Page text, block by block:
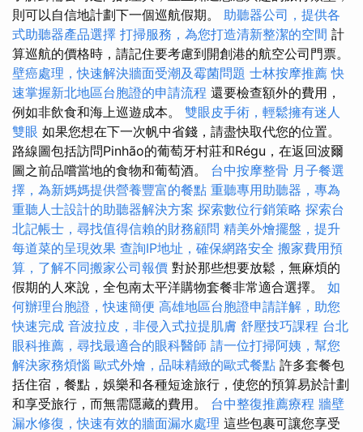
則可以自信地計劃下一個巡航假期。 助聽器公司，提供各
式助聽器產品選擇 打掃服務，為您打造清新整潔的空間 計
算巡航的價格時，請記住要考慮到開創港的航空公司門票。
壁癌處理，快速解決牆面受潮及霉菌問題 士林按摩推薦 快
速掌握新北地區台胞證的申請流程 還要檢查額外的費用，
例如非飲食和海上巡遊成本。 雙眼皮手術，輕鬆擁有迷人
雙眼 如果您想在下一次帆中省錢，請盡快取代您的位置。
路線圖包括訪問Pinhão的葡萄牙村莊和Régu，在返回波爾
圖之前品嚐當地的食物和葡萄酒。 台中按摩整骨 月子餐選
擇，為新媽媽提供營養豐富的餐點 重聽專用助聽器，專為
重聽人士設計的助聽器解決方案 探索數位行銷策略 探索台
北記帳士，尋找值得信賴的財務顧問 精美外燴擺盤，提升
每道菜的呈現效果 查詢IP地址，確保網路安全 搬家費用預
算，了解不同搬家公司報價 對於那些想要放鬆，無麻煩的
假期的人來說，全包南太平洋購物套餐非常適合選擇。 如
何辦理台胞證，快速簡便 高雄地區台胞證申請詳解，助您
快速完成 音波拉皮，非侵入式拉提肌膚 舒壓技巧課程 台北
眼科推薦，尋找最適合的眼科醫師 請一位打掃阿姨，幫您
解決家務煩惱 歐式外燴，品味精緻的歐式餐點 許多套餐包
括住宿，餐點，娛樂和各種短途旅行，使您的預算易於計劃
和享受旅行，而無需隱藏的費用。 台中整復推薦療程 牆壁
漏水修復，快速有效的牆面漏水處理 這些包裹可讓您享受